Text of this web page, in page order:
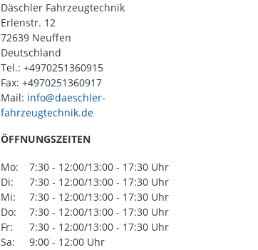
Däschler Fahrzeugtechnik
Erlenstr. 12
72639 Neuffen
Deutschland
Tel.: +4970251360915
Fax: +4970251360917
Mail:
ÖFFNUNGSZEITEN
Mo:
7:30 - 12:00/13:00 - 17:30 Uhr
Di:
7:30 - 12:00/13:00 - 17:30 Uhr
Mi:
7:30 - 12:00/13:00 - 17:30 Uhr
Do:
7:30 - 12:00/13:00 - 17:30 Uhr
Fr:
7:30 - 12:00/13:00 - 17:30 Uhr
Sa:
9:00 - 12:00 Uhr